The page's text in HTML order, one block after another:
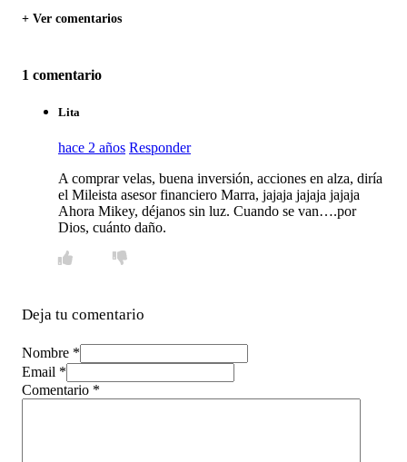
+ Ver comentarios
1 comentario
Lita
hace 2 años Responder
A comprar velas, buena inversión, acciones en alza, diría
el Mileista asesor financiero Marra, jajaja jajaja jajaja
Ahora Mikey, déjanos sin luz. Cuando se van….por
Dios, cuánto daño.
Deja tu comentario
Nombre *
Email *
Comentario *